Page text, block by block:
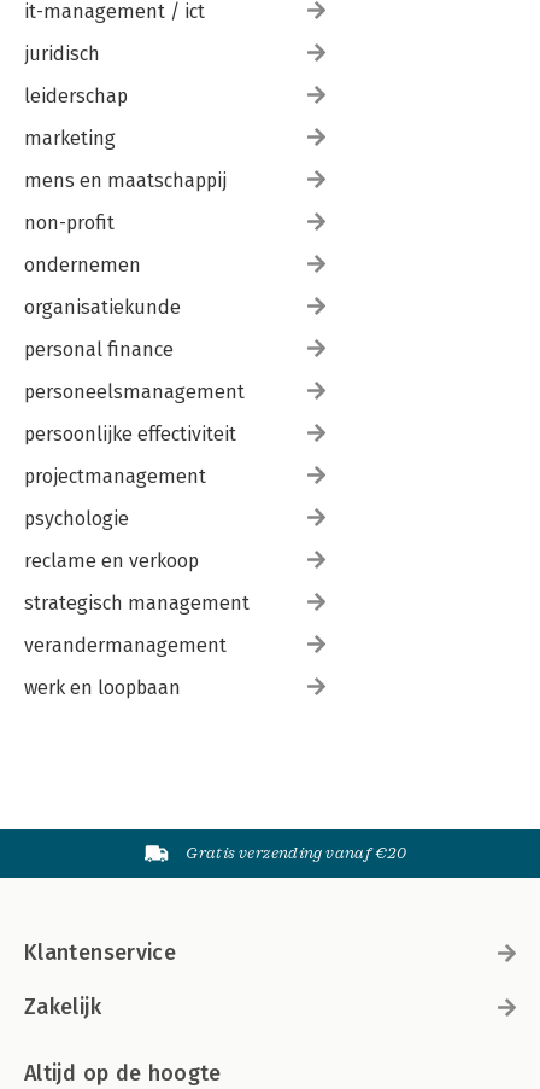
it-management / ict
juridisch
leiderschap
marketing
mens en maatschappij
non-profit
ondernemen
organisatiekunde
personal finance
personeelsmanagement
persoonlijke effectiviteit
projectmanagement
psychologie
reclame en verkoop
strategisch management
verandermanagement
werk en loopbaan
Gratis verzending vanaf €20
Klantenservice
Zakelijk
Altijd op de hoogte